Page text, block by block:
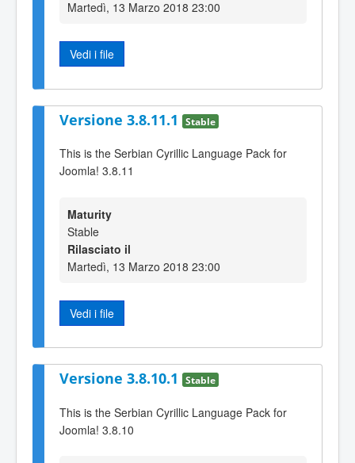
Martedì, 13 Marzo 2018 23:00
Vedi i file
Versione 3.8.11.1 Stable
This is the Serbian Cyrillic Language Pack for
Joomla! 3.8.11
Maturity
Stable
Rilasciato il
Martedì, 13 Marzo 2018 23:00
Vedi i file
Versione 3.8.10.1 Stable
This is the Serbian Cyrillic Language Pack for
Joomla! 3.8.10